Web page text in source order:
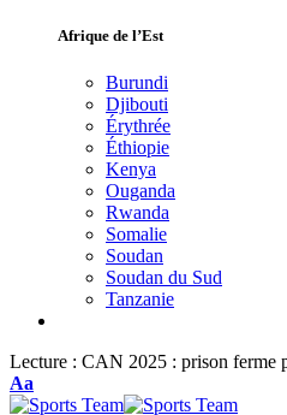
Afrique de l’Est
Burundi
Djibouti
Érythrée
Éthiopie
Kenya
Ouganda
Rwanda
Somalie
Soudan
Soudan du Sud
Tanzanie
Lecture : CAN 2025 : prison ferme
Font
Resizer
Aa